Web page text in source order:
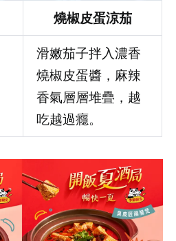
燒椒皮蛋涼茄
滑嫩茄子拌入濃香
燒椒皮蛋醬，麻辣
香氣層層堆疊，越
吃越過癮。